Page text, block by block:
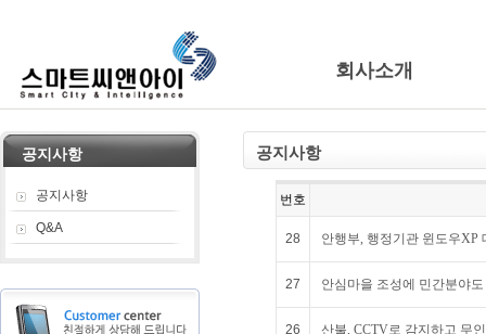
회사소개
공지사항
공지사항
Q&A
공지사항
번호
28 안행부, 행정기관 윈도우XP
27 안심마을 조성에 민간분야
26 산불, CCTV로 감지하고 무